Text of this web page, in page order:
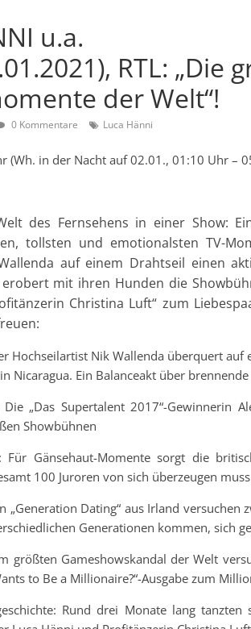
u.a.
RTL: „Die
der Welt“!
0 Kommentare Luca Hänni
(Wh. in der Nacht auf 02.01., 01:10 Uhr –
des Fernsehens in einer Show:
tollsten und emotionalsten TV-
auf einem Drahtseil einen
mit ihren Hunden die
Christina Luft“ zum
Hochseilartist Nik Wallenda überquert
Nicaragua. Ein Balanceakt über brennende
„Das Supertalent 2017“-Gewinnerin
Showbühnen
Für Gänsehaut-Momente sorgt die
100 Juroren von sich überzeugen
„Generation Dating“ aus Irland versuchen
Generationen kommen, sich
größten Gameshowskandal der Welt
to Be a Millionaire?“-Ausgabe zum
Rund drei Monate lang